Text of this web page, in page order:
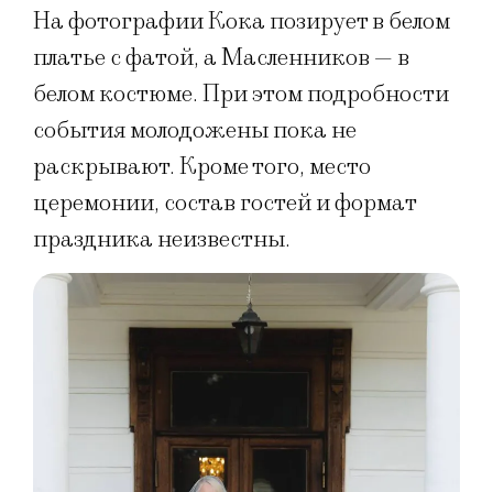
На фотографии Кока позирует в белом
платье с фатой, а Масленников — в
белом костюме. При этом подробности
события молодожены пока не
раскрывают. Кроме того, место
церемонии, состав гостей и формат
праздника неизвестны.